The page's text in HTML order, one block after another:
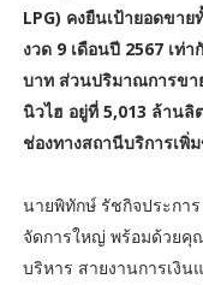
LPG) คงยืนเป้ายอดขา
งวด 9 เดือนปี 2567 เท่
บาท ส่วนปริมาณการขา
นิวไฮ อยู่ที่ 5,013 ล้าน
ช่องทางสถานีบริการเพิ่
นายพิทักษ์ รัชกิจประกา
จัดการใหญ่ พร้อมด้วยคุ
บริหาร สายงานการเงิ